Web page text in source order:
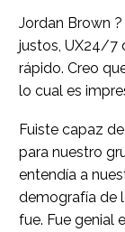
Jordan Brown
justos, UX24/7
rápido. Creo
lo cual es
Fuiste capaz
para nuestro
entendía a
demografía de
fue. Fue genial